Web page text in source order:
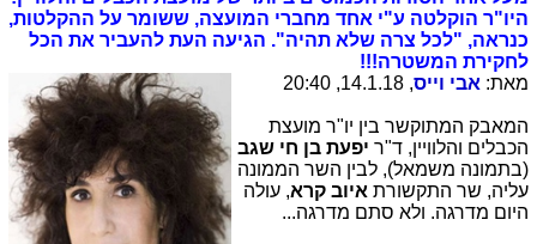
היו"ר הוקלטה ע"י אחד מחברי המועצה, ששומר על ההקלטות,
כנראה, "לכל צרה שלא תהיה". הגיעה העת להעביר את הכל
לחקירת המשטרה!!!
מאת: אבי וייס, 14.1.18, 20:40
המאבק המתוקשר בין יו"ר מועצת
הכבלים והלוויין, ד"ר יפעת בן חי שגב
(בתמונה משמאל), לבין השר הממונה
עליה, שר התקשורת איוב קרא, עולה
היום מדרגה. ולא סתם מדרגה...